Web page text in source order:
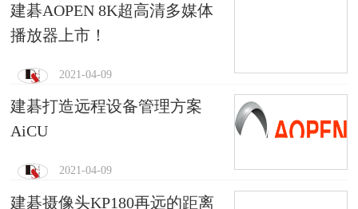
建碁AOPEN 8K超高清多媒体
播放器上市！
2021-04-09
建碁打造远程设备管理方案
AiCU
2021-04-09
建碁摄像头KP180再远的距离